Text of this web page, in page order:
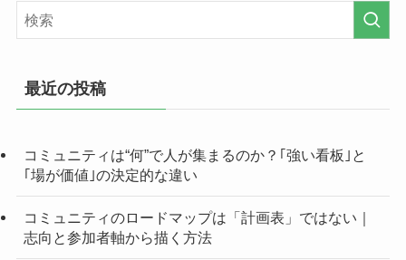
最近の投稿
コミュニティは“何”で人が集まるのか？｢強い看板｣と
｢場が価値｣の決定的な違い
コミュニティのロードマップは「計画表」ではない｜
志向と参加者軸から描く方法